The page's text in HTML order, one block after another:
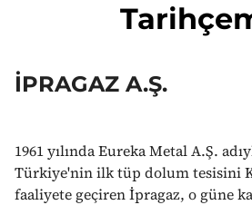
İPRAGAZ A.Ş.
1961 yılında Eureka Metal A.Ş.
Türkiye'nin ilk tüp dolum tesisini
faaliyete geçiren İpragaz, o güne